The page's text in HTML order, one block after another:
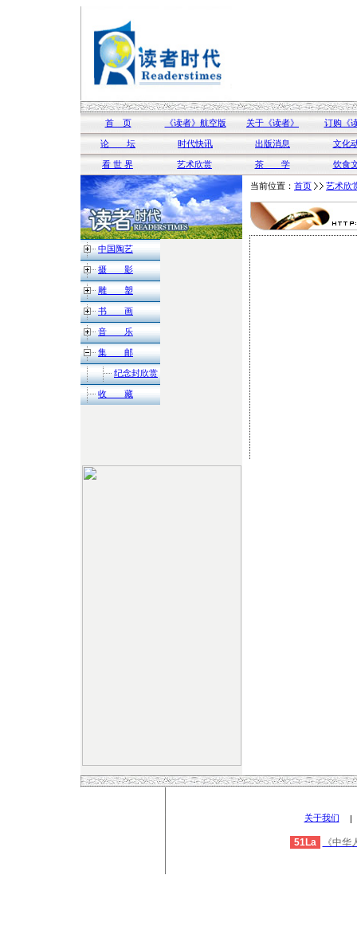
首 页 《读者》航空版 关于《读者》 订购《
论 坛 时代快讯 出版消息 文化
看 世 界 艺术欣赏 茶 学 饮食
中国陶艺
摄 影
雕 塑
书 画
音 乐
集 邮
纪念封欣赏
收 藏
当前位置： 首页 艺术欣
关于我们 |
51La 《中